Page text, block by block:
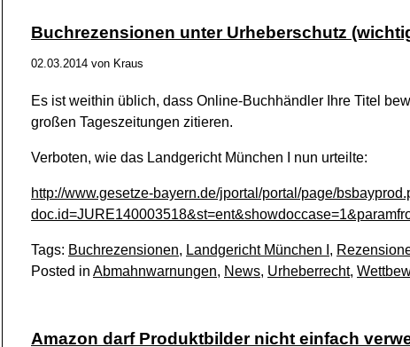
Buchrezensionen unter Urheberschutz
02.03.2014 von Kraus
Es ist weithin üblich, dass Online-Buchhändler Ihre Titel
großen Tageszeitungen zitieren.
Verboten, wie das Landgericht München I nun urteilte:
http://www.gesetze-bayern.de/jportal/portal/page/
Tags: Buchrezensionen, Landgericht München I ,
Posted in Abmahnwarnungen, News, Urheberrecht,
Amazon darf Produktbilder nicht einfach